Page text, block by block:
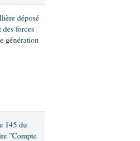
déposé
forces
génération
145 du
"Compte